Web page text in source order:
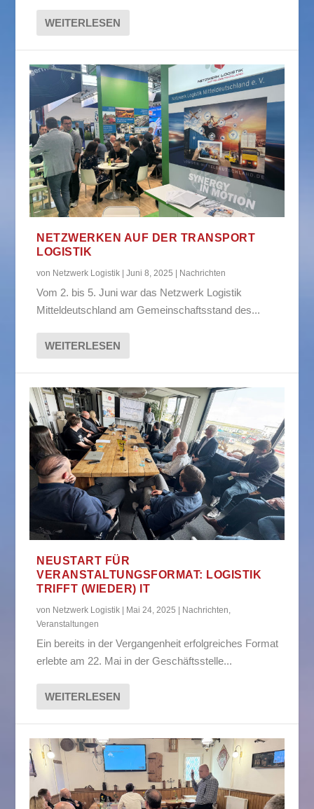
WEITERLESEN
NETZWERKEN AUF DER TRANSPORT
LOGISTIK
von Netzwerk Logistik |Juni 8, 2025 Nachrichten
Vom 2. bis 5. Juni war das Netzwerk Logistik
Mitteldeutschland am Gemeinschaftsstand des...
WEITERLESEN
NEUSTART FÜR
VERANSTALTUNGSFORMAT: LOGISTIK
TRIFFT (WIEDER) IT
von Netzwerk Logistik Mai 24, 2025 Nachrichten,
Veranstaltungen
Ein bereits in der Vergangenheit erfolgreiches Format
erlebte am 22. Mai in der Geschäftsstelle...
WEITERLESEN